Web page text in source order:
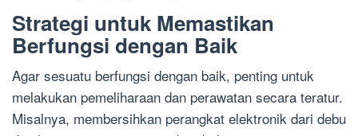
Strategi untuk Memastikan
Berfungsi dengan Baik
Agar sesuatu berfungsi dengan baik, penting untuk
melakukan pemeliharaan dan perawatan secara teratur.
Misalnya, membersihkan perangkat elektronik dari debu